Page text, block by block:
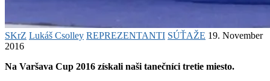
SKrZ Lukáš Csolley REPREZENTANTI SÚŤAŽE 19. November
2016
Na Varšava Cup 2016 získali naši tanečníci tretie miesto.